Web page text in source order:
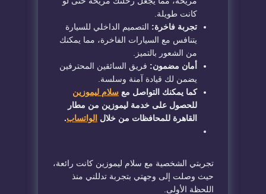
كانت طويلة.
تجربة فاخرة: التصميم الداخلي للسيارة
يتنافس مع السيارات الفاخرة، مما يمكنك
من الشعور بالتميز.
أمان مضمون: فريق السائقين المحترفين
يضمن لك قيادة آمنة وسلسة.
كما يمكنك التواصل مع سلام ليموزين
للحصول على خدمة ليموزين من مطار
القاهرة للمحافظات من خلال الواتساب.
تجربتي الشخصية مع سلام ليموزين كانت رائعة،
حيث وصلت إلى وجهتي بتجربة تدللني منذ
اللحظة الأولى.